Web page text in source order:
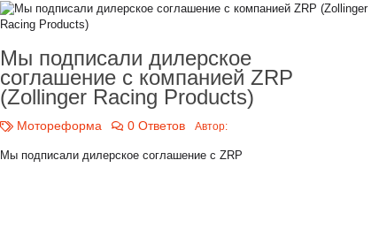
Мы подписали дилерское
соглашение с компанией ZRP
(Zollinger Racing Products)
Мотореформа 0 Ответов Автор:
Мы подписали дилерское соглашение с ZRP